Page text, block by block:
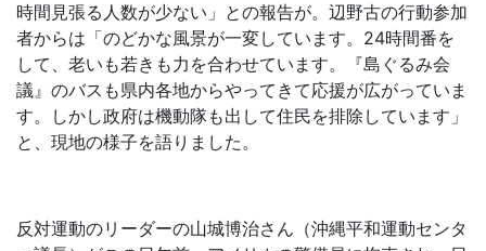
時間見張る人数が少ない」との報告が。辺野古の行動参加
者からは「のどかな風景が一変しています。24時間番を
して、老いも若きも力を合わせています。『島ぐるみ会
議』のバスも県内各地からやってきて応援が広がっていま
す。しかし政府は機動隊も出して住民を排除しています」
と、現地の様子を語りました。
反対運動のリーダーの山城博治さん（沖縄平和運動センタ